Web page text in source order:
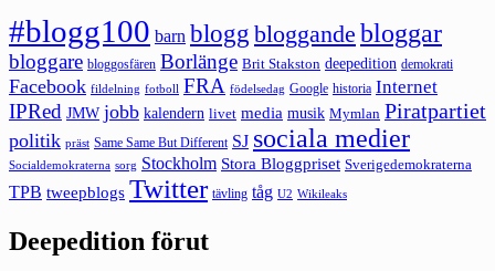
#blogg100 barn blogg bloggande bloggar
bloggare bloggosfären Borlänge Brit Stakston deepedition demokrati
Facebook fildelning fotboll FRA födelsedag Google historia Internet
IPRed JMW jobb kalendern livet media musik Mymlan Piratpartiet
politik präst Same Same But Different SJ sociala medier
Socialdemokraterna sorg Stockholm Stora Bloggpriset Sverigedemokraterna
TPB tweepblogs Twitter tävling tåg U2 Wikileaks
Deepedition förut